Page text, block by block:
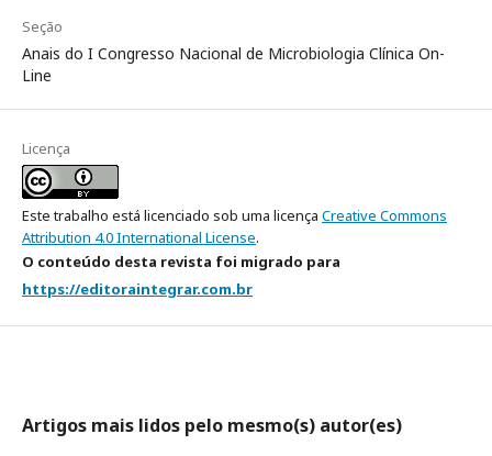
Seção
Anais do I Congresso Nacional de Microbiologia Clínica On-
Line
Licença
Este trabalho está licenciado sob uma licença Creative Commons
Attribution 4.0 International License.
O conteúdo desta revista foi migrado para
https://editoraintegrar.com.br
Artigos mais lidos pelo mesmo(s) autor(es)